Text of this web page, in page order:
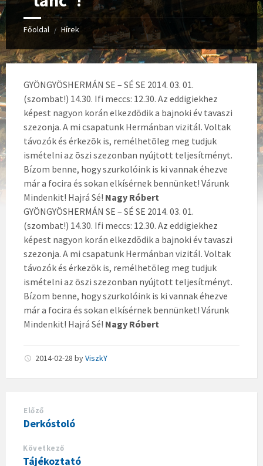
Főoldal / Hírek
GYÖNGYÖSHERMÁN SE – SÉ SE 2014. 03. 01.
(szombat!) 14.30. Ifi meccs: 12.30. Az eddigiekhez
képest nagyon korán elkezdõdik a bajnoki év tavaszi
szezonja. A mi csapatunk Hermánban vizitál. Voltak
távozók és érkezõk is, remélhetõleg meg tudjuk
ismételni az õszi szezonban nyújtott teljesítményt.
Bízom benne, hogy szurkolóink is ki vannak éhezve
már a focira és sokan elkísérnek bennünket! Várunk
Mindenkit! Hajrá Sé! Nagy Róbert
GYÖNGYÖSHERMÁN SE – SÉ SE 2014. 03. 01.
(szombat!) 14.30. Ifi meccs: 12.30. Az eddigiekhez
képest nagyon korán elkezdõdik a bajnoki év tavaszi
szezonja. A mi csapatunk Hermánban vizitál. Voltak
távozók és érkezõk is, remélhetõleg meg tudjuk
ismételni az õszi szezonban nyújtott teljesítményt.
Bízom benne, hogy szurkolóink is ki vannak éhezve
már a focira és sokan elkísérnek bennünket! Várunk
Mindenkit! Hajrá Sé! Nagy Róbert
2014-02-28 byViszkY
Előző
Derkóstoló
Következő
Tájékoztató